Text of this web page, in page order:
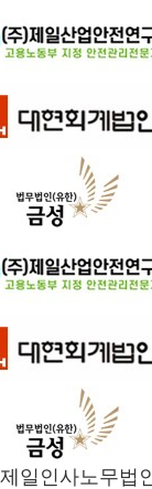
제일인사노무법